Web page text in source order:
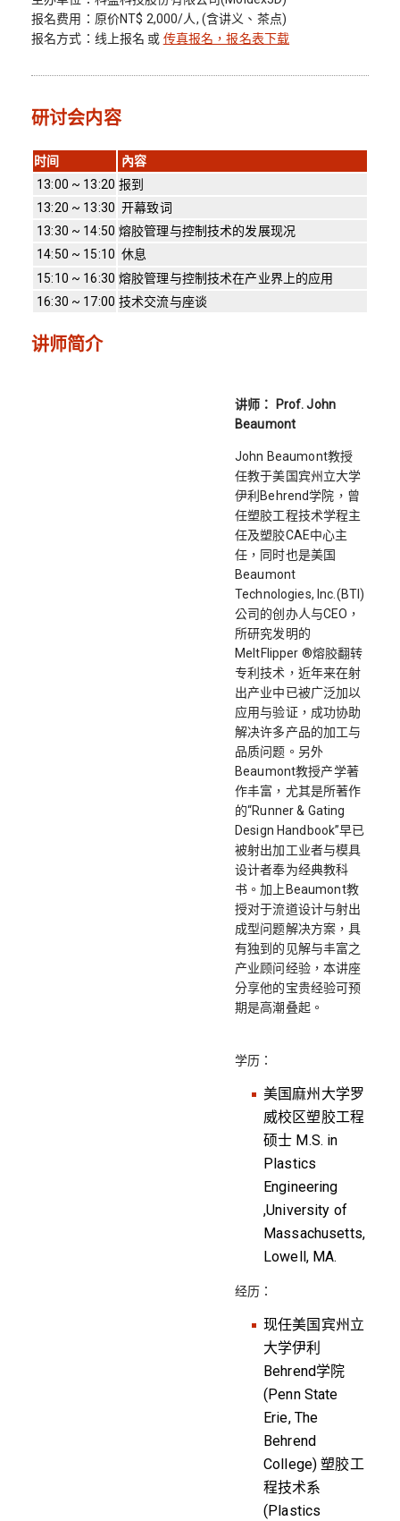
报名费用：原价NT$ 2,000/人, (含讲义、茶点)
报名方式：线上报名 或 传真报名，报名表下载
研讨会内容
时间
內容
13:00 ~ 13:20 报到
13:20 ~ 13:30 开幕致词
13:30 ~ 14:50 熔胶管理与控制技术的发展现况
14:50 ~ 15:10 休息
15:10 ~ 16:30 熔胶管理与控制技术在产业界上的应用
16:30 ~ 17:00 技术交流与座谈
讲师简介
讲师：
Prof. John
Beaumont
John Beaumont教授
任教于美国宾州立大学
伊利Behrend学院，曾
任塑胶工程技术学程主
任及塑胶CAE中心主
任，同时也是美国
Beaumont
Technologies, Inc.(BTI)
公司的创办人与CEO，
所研究发明的
MeltFlipper ®熔胶翻转
专利技术，近年来在射
出产业中已被广泛加以
应用与验证，成功协助
解决许多产品的加工与
品质问题。另外
Beaumont教授产学著
作丰富，尤其是所著作
的“Runner & Gating
Design Handbook”早已
被射出加工业者与模具
设计者奉为经典教科
书。加上Beaumont教
授对于流道设计与射出
成型问题解决方案，具
有独到的见解与丰富之
产业顾问经验，本讲座
分享他的宝贵经验可预
期是高潮叠起。
学历：
美国麻州大学罗
威校区塑胶工程
硕士 M.S. in
Plastics
Engineering
,University of
Massachusetts,
Lowell, MA.
经历：
现任美国宾州立
大学伊利
Behrend学院
(Penn State
Erie, The
Behrend
College) 塑胶工
程技术系
(Plastics